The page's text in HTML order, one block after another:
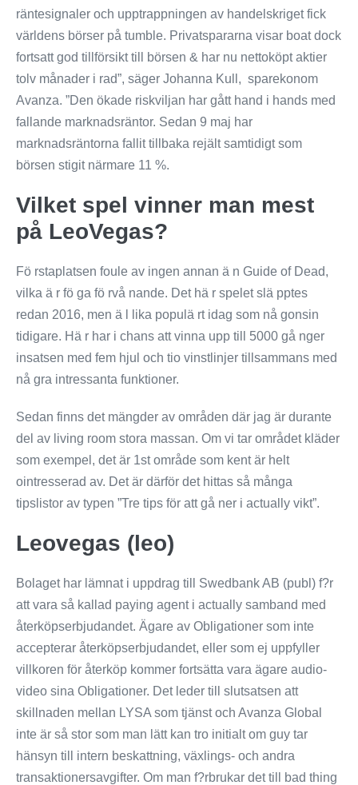
räntesignaler och upptrappningen av handelskriget fick
världens börser på tumble. Privatspararna visar boat dock
fortsatt god tillförsikt till börsen & har nu nettoköpt aktier
tolv månader i rad”, säger Johanna Kull, sparekonom
Avanza. ”Den ökade riskviljan har gått hand i hands med
fallande marknadsräntor. Sedan 9 maj har
marknadsräntorna fallit tillbaka rejält samtidigt som
börsen stigit närmare 11 %.
Vilket spel vinner man mest
på LeoVegas?
Fö rstaplatsen foule av ingen annan ä n Guide of Dead,
vilka ä r fö ga fö rvå nande. Det hä r spelet slä pptes
redan 2016, men ä l lika populä rt idag som nå gonsin
tidigare. Hä r har i chans att vinna upp till 5000 gå nger
insatsen med fem hjul och tio vinstlinjer tillsammans med
nå gra intressanta funktioner.
Sedan finns det mängder av områden där jag är durante
del av living room stora massan. Om vi tar området kläder
som exempel, det är 1st område som kent är helt
ointresserad av. Det är därför det hittas så många
tipslistor av typen ”Tre tips för att gå ner i actually vikt”.
Leovegas (leo)
Bolaget har lämnat i uppdrag till Swedbank AB (publ) f?r
att vara så kallad paying agent i actually samband med
återköpserbjudandet. Ägare av Obligationer som inte
accepterar återköpserbjudandet, eller som ej uppfyller
villkoren för återköp kommer fortsätta vara ägare audio-
video sina Obligationer. Det leder till slutsatsen att
skillnaden mellan LYSA som tjänst och Avanza Global
inte är så stor som man lätt kan tro initialt om guy tar
hänsyn till intern beskattning, växlings- och andra
transaktionersavgifter. Om man f?rbrukar det till bad thing